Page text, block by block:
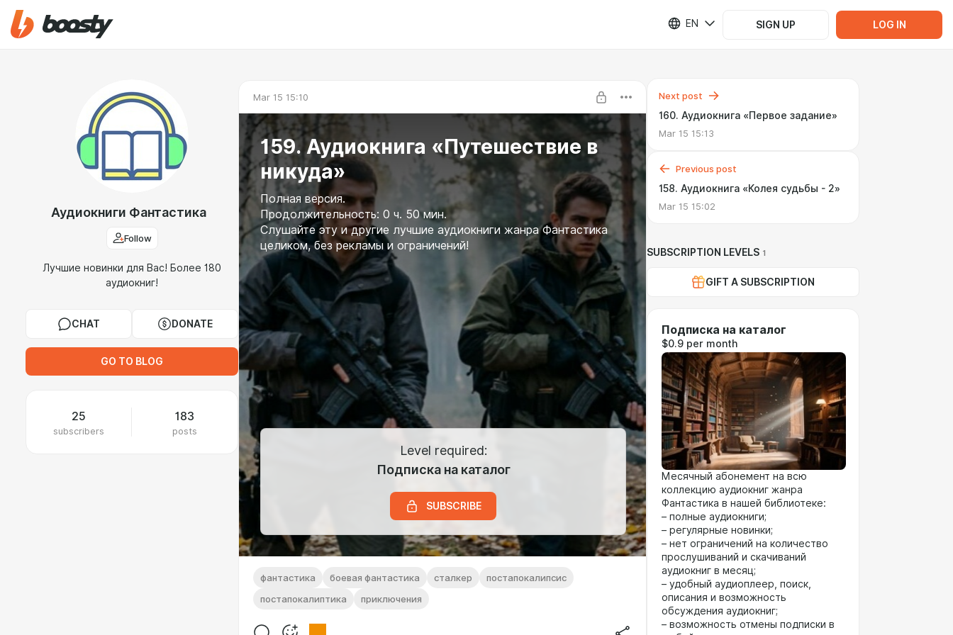
EN SIGN UP LOG IN
Аудиокниги Фантастика
Follow
Лучшие новинки для Вас! Более 180
аудиокниг!
CHAT DONATE
GO TO BLOG
25
subscribers
183
posts
Mar 15 15:10
159. Аудиокнига «Путешествие в
никуда»
Полная версия.
Продолжительность: 0 ч. 50 мин.
Слушайте эту и другие лучшие аудиокниги жанра Фантастика
целиком, без рекламы и ограничений!
Level required:
Подписка на каталог
SUBSCRIBE
фантастика боевая фантастика сталкер
постапокалипсис
постапокалиптика
приключения
Next post
160. Аудиокнига «Первое задание»
Mar 15 15:13
Previous post
158. Аудиокнига «Колея судьбы - 2»
Mar 15 15:02
SUBSCRIPTION LEVELS 1
GIFT A SUBSCRIPTION
Подписка на каталог
$0.9 per month
Месячный абонемент на всю
коллекцию аудиокниг жанра
Фантастика в нашей библиотеке:
– полные аудиокниги;
– регулярные новинки;
– нет ограничений на количество
прослушиваний и скачиваний
аудиокниг в месяц;
– удобный аудиоплеер, поиск,
описания и возможность
обсуждения аудиокниг;
– возможность отмены подписки в